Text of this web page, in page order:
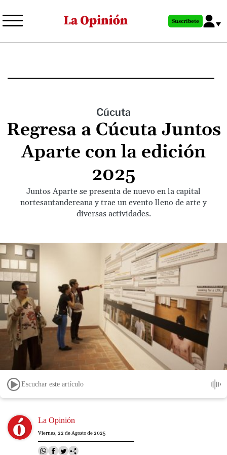
al
principal
Suscríbete
Cúcuta
Regresa a Cúcuta Juntos
Aparte con la edición
2025
Juntos Aparte se presenta de nuevo en la capital
nortesantandereana y trae un evento lleno de arte y
diversas actividades.
Escuchar este artículo
Image La Opinión
Viernes, 22 de Agosto de 2025